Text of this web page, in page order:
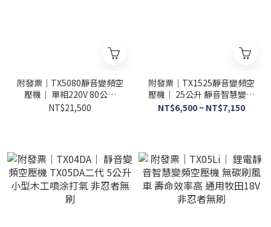
附發票｜TX5080靜音變頻空
壓機｜ 單相220V 80公升
80L 小型木工噴涂打氣
NT$21,500
附發票｜TX1525靜音變頻空
壓機｜ 25公升 靜音智慧變頻
空壓機 無碳刷風車 壽命、效
NT$6,500 ~ NT$7,150